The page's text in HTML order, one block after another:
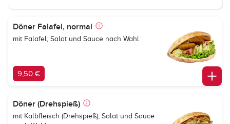
Döner Falafel, normal
mit Falafel, Salat und Sauce nach Wahl
9,50 €
Döner (Drehspieß)
mit Kalbfleisch (Drehspieß), Salat und Sauce